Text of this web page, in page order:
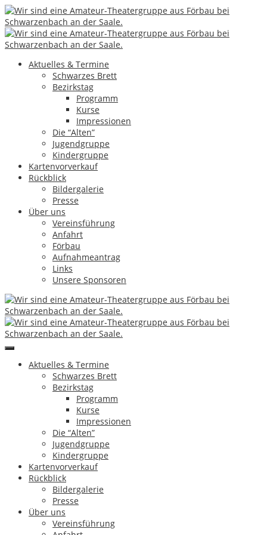
Aktuelles & Termine
Schwarzes Brett
Bezirkstag
Programm
Kurse
Impressionen
Die “Alten”
Jugendgruppe
Kindergruppe
Kartenvorverkauf
Rückblick
Bildergalerie
Presse
Über uns
Vereinsführung
Anfahrt
Förbau
Aufnahmeantrag
Links
Unsere Sponsoren
Aktuelles & Termine
Schwarzes Brett
Bezirkstag
Programm
Kurse
Impressionen
Die “Alten”
Jugendgruppe
Kindergruppe
Kartenvorverkauf
Rückblick
Bildergalerie
Presse
Über uns
Vereinsführung
03 Nov.
Frau Holle
Hinterlasse einen Kommentar
Artikel-Navigation
Regnwurmorakl
Lenchen Schmitz Nippes
Impressum & Datenschutz
Copyright by Theatergruppe Förbau e.V.
Aktuelles & Termine
Schwarzes Brett
Programm
Kurse
Impressionen
Die “Alten”
Kartenvorverkauf
Rückblick
Bildergalerie
Presse
Vereinsführung
Anfahrt
Förbau
Aufnahmeantrag
Links
Unsere Sponsoren